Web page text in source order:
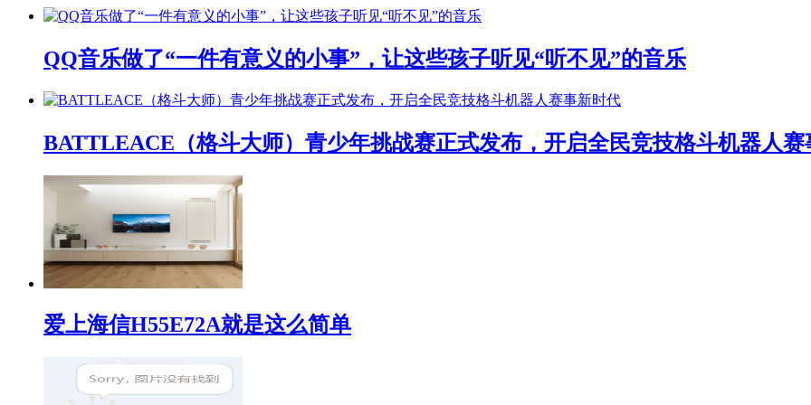
QQ音乐做了“一件有意义的小事”，让这些孩子听见“听不见”的音乐
BATTLEACE（格斗大师）青少年挑战赛正式发布，开启全民竞技格斗机器人赛
爱上海信H55E72A就是这么简单